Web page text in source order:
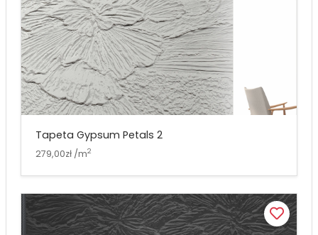
Tapeta Gypsum Petals 2
279,00zł /m2